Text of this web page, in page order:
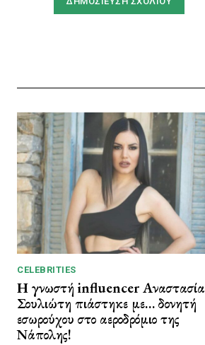
CELEBRITIES
Η γνωστή influencer Αναστασία
Σουλιώτη πιάστηκε με… δονητή
εσωρούχου στο αεροδρόμιο της
Νάπολης!